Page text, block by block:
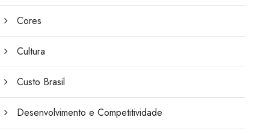
Cores
Cultura
Custo Brasil
Desenvolvimento e Competitividade